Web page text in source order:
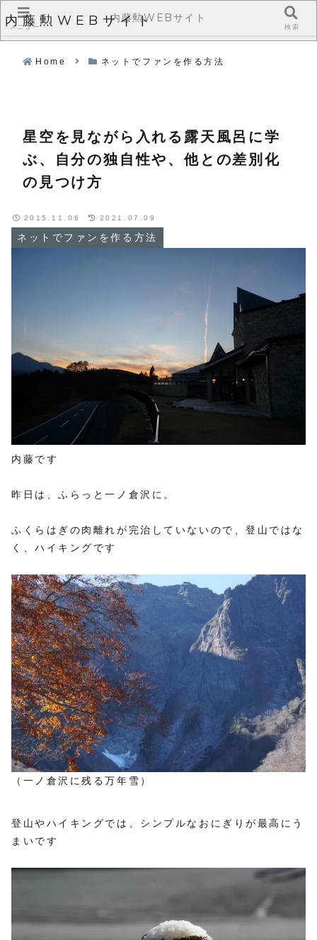
内藤勲WEBサイト
Home ネットでファンを作る方法
星空を見ながら入れる露天風呂に学
ぶ、自分の独自性や、他との差別化
の見つけ方
ネットでファンを作る方法
2015.11.06 2021.07.09
内藤です
昨日は、ふらっと一ノ倉沢に。
ふくらはぎの肉離れが完治していないので、登山ではな
く、ハイキングです
（一ノ倉沢に残る万年雪）
登山やハイキングでは、シンプルなおにぎりが最高にう
まいです
メニュー
内藤勲WEBサイト
検索